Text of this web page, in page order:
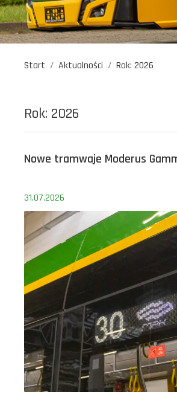
Start Aktualności Rok: 2026
Rok: 2026
Nowe tramwaje Moderus
31.07.2026